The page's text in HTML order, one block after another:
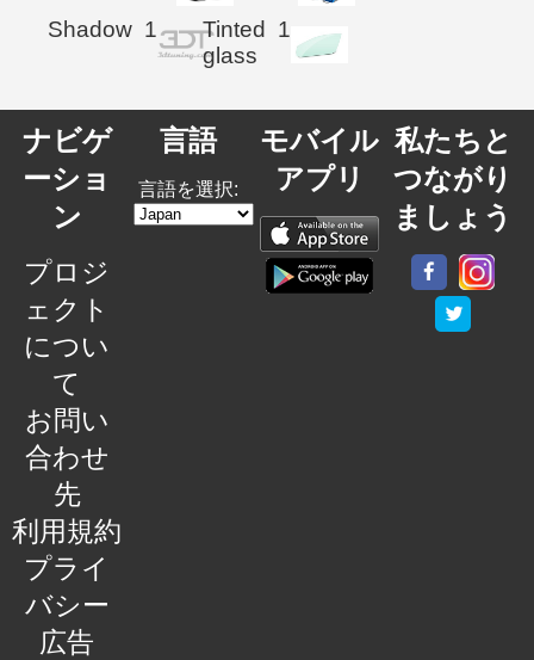
Shadow 1
Tinted
glass
1
ナビゲ
ーショ
ン
プロジ
ェクト
につい
て
お問い
合わせ
先
利用規約
プライ
バシー
広告
言語
言語を選択:
モバイル
アプリ
私たちと
つながり
ましょう